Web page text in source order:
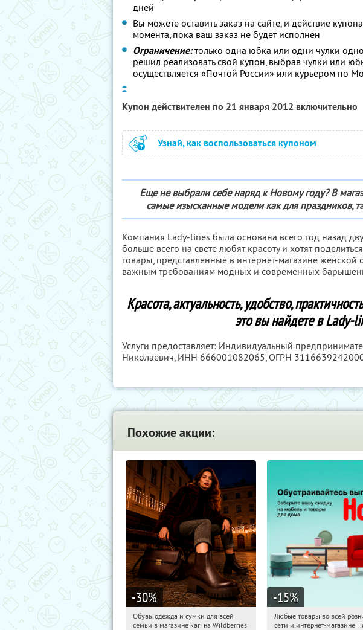
дней
Вы можете оставить заказ на сайте, и действие
момента, пока ваш заказ не будет исполнен
Ограничение:только одна юбка или одни чулки
решил реализовать свой купон, выбрав чулки или
осуществляется «Почтой России» или курьером по
Купон действителен по 21 января 2012 включительно
Узнай, как воспользоваться купоном
Еще не выбрали себе наряд к Новому году? В
самые изысканные модели как для праздников,
Компания Lady-lines была основана всего год назад
больше всего на свете любят красоту и хотят
товары, представленные в интернет-магазине
важным требованиям модных и современных
Красота, актуальность, удобство,
это вы найдете в Lady-
Услуги предоставляет: Индивидуальный
Николаевич, ИНН 666001082065, ОГРН
Похожие акции:
-30%
20:45:39 Получили:
Обувь, одежда и сумки для всей
семьи в магазине kari на Wildberries
-15%
20:45:39
Любые товары во всей
сети и интернет-магазине